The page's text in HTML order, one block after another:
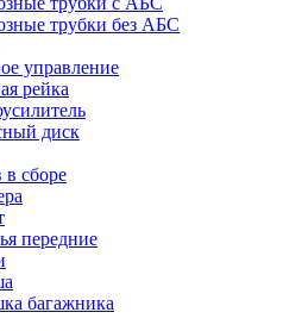
трубки без АБС
управление
рейка
диск
в сборе
передние
багажника